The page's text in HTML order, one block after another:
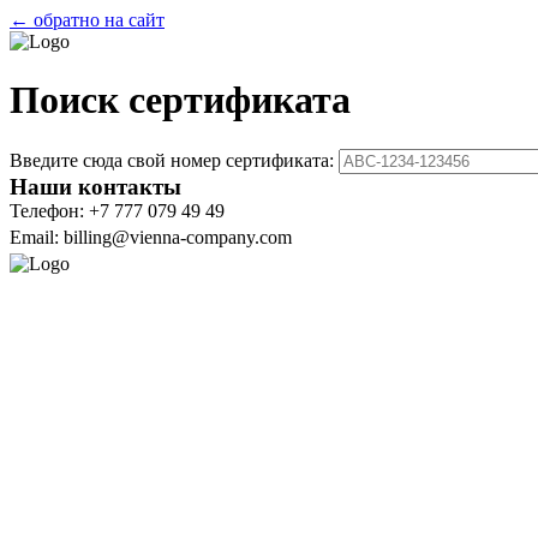
← обратно на сайт
Поиск сертификата
Введите сюда свой номер сертификата:
Наши контакты
Телефон: +7 777 079 49 49
Email: billing@vienna-company.com